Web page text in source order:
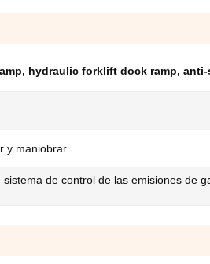
, hydraulic forklift dock ramp, anti-
y maniobrar
sistema de control de las emisiones de